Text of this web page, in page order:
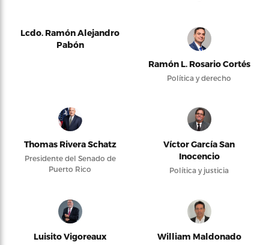
Lcdo. Ramón Alejandro
Pabón
Ramón L. Rosario Cortés
Política y derecho
Thomas Rivera Schatz
Presidente del Senado de
Puerto Rico
Víctor García San
Inocencio
Política y justicia
Luisito Vigoreaux William Maldonado